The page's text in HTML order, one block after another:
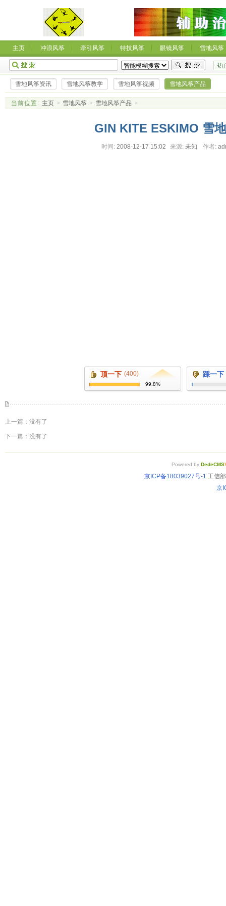
主页 冲浪风筝 牵引风筝 特技风筝 眼镜风筝 雪地风筝
雪地风筝资讯 雪地风筝教学 雪地风筝视频 雪地风筝产品
当前位置: 主页 > 雪地风筝 > 雪地风筝产品 >
GIN KITE ESKIMO 雪
时间: 2008-12-17 15:02 来源: 未知 作者:
顶一下 (400)
99.8%
踩一下
上一篇：没有了
下一篇：没有了
Powered by DedeCMS
京ICP备18039027号-1 工信
京